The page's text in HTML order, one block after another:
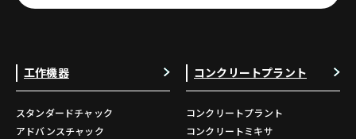
工作機器
スタンダードチャック
アドバンスチャック
コンクリートプラント
コンクリートプラント
コンクリートミキサ